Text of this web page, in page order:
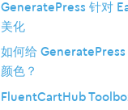
GeneratePress 针对
美化
如何给
颜色？
FluentCartHub